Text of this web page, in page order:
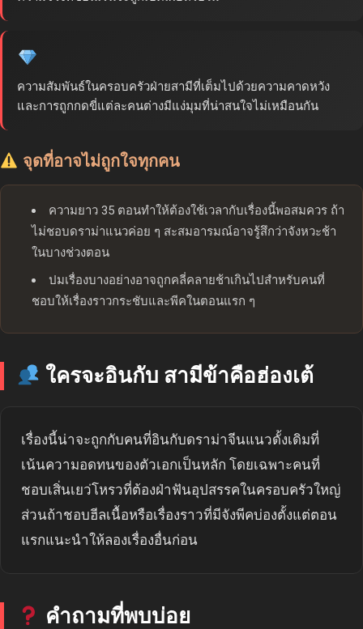
ความสัมพันธ์ในครอบครัวฝ่ายสามีที่เต็มไปด้วยความคาดหวัง
และการถูกกดขี่แต่ละคนต่างมีแง่มุมที่น่าสนใจไม่เหมือนกัน
จุดที่อาจไม่ถูกใจทุกคน
ความยาว 35 ตอนทำให้ต้องใช้เวลากับเรื่องนี้พอสมควร ถ้า
ไม่ชอบดราม่าแนวค่อย ๆ สะสมอารมณ์อาจรู้สึกว่าจังหวะช้า
ในบางช่วงตอน
ปมเรื่องบางอย่างอาจถูกคลี่คลายช้าเกินไปสำหรับคนที่
ชอบให้เรื่องราวกระชับและพีคในตอนแรก ๆ
ใครจะอินกับ สามีข้าคือฮ่องเต้
เรื่องนี้น่าจะถูกกับคนที่อินกับดราม่าจีนแนวดั้งเดิมที่
เน้นความอดทนของตัวเอกเป็นหลัก โดยเฉพาะคนที่
ชอบเสิ่นเยว่โหรวที่ต้องฝ่าฟันอุปสรรคในครอบครัวใหญ่
ส่วนถ้าชอบฮีลเนื้อหรือเรื่องราวที่มีจังพีคบ่องตั้งแต่ตอน
แรกแนะนำให้ลองเรื่องอื่นก่อน
คำถามที่พบบ่อย